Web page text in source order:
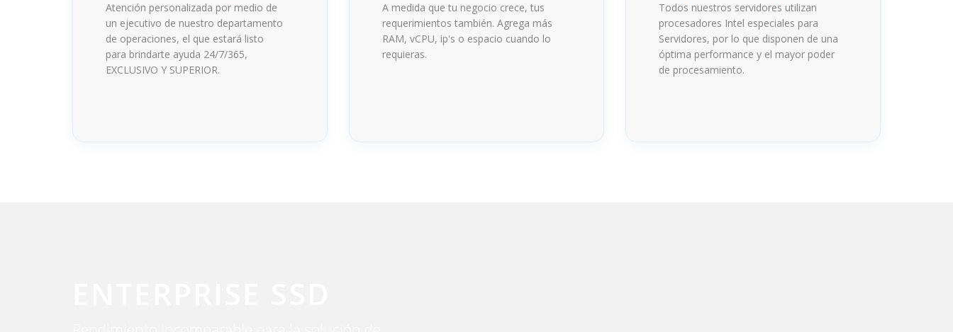
Atención personalizada por medio de
un ejecutivo de nuestro departamento
de operaciones, el que estará listo
para brindarte ayuda 24/7/365,
EXCLUSIVO Y SUPERIOR.
A medida que tu negocio crece, tus
requerimientos también. Agrega más
RAM, vCPU, ip's o espacio cuando lo
requieras.
Todos nuestros servidores utilizan
procesadores Intel especiales para
Servidores, por lo que disponen de una
óptima performance y el mayor poder
de procesamiento.